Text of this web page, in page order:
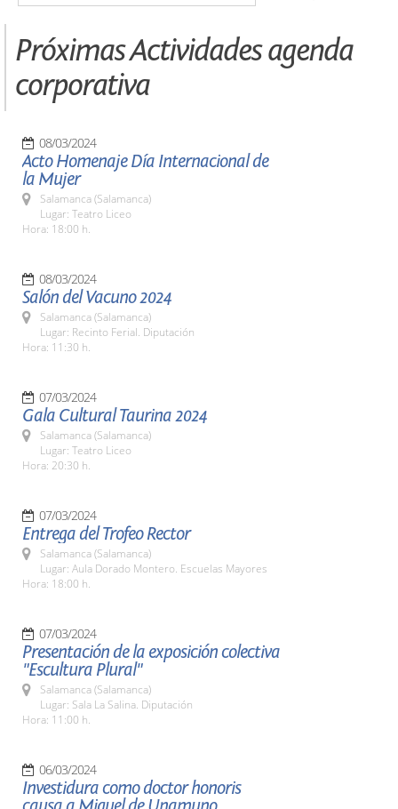
Próximas Actividades agenda
corporativa
08/03/2024
Acto Homenaje Día Internacional de
la Mujer
Salamanca (Salamanca)
Lugar: Teatro Liceo
Hora: 18:00 h.
08/03/2024
Salón del Vacuno 2024
Salamanca (Salamanca)
Lugar: Recinto Ferial. Diputación
Hora: 11:30 h.
07/03/2024
Gala Cultural Taurina 2024
Salamanca (Salamanca)
Lugar: Teatro Liceo
Hora: 20:30 h.
07/03/2024
Entrega del Trofeo Rector
Salamanca (Salamanca)
Lugar: Aula Dorado Montero. Escuelas Mayores
Hora: 18:00 h.
07/03/2024
Presentación de la exposición colectiva
"Escultura Plural"
Salamanca (Salamanca)
Lugar: Sala La Salina. Diputación
Hora: 11:00 h.
06/03/2024
Investidura como doctor honoris